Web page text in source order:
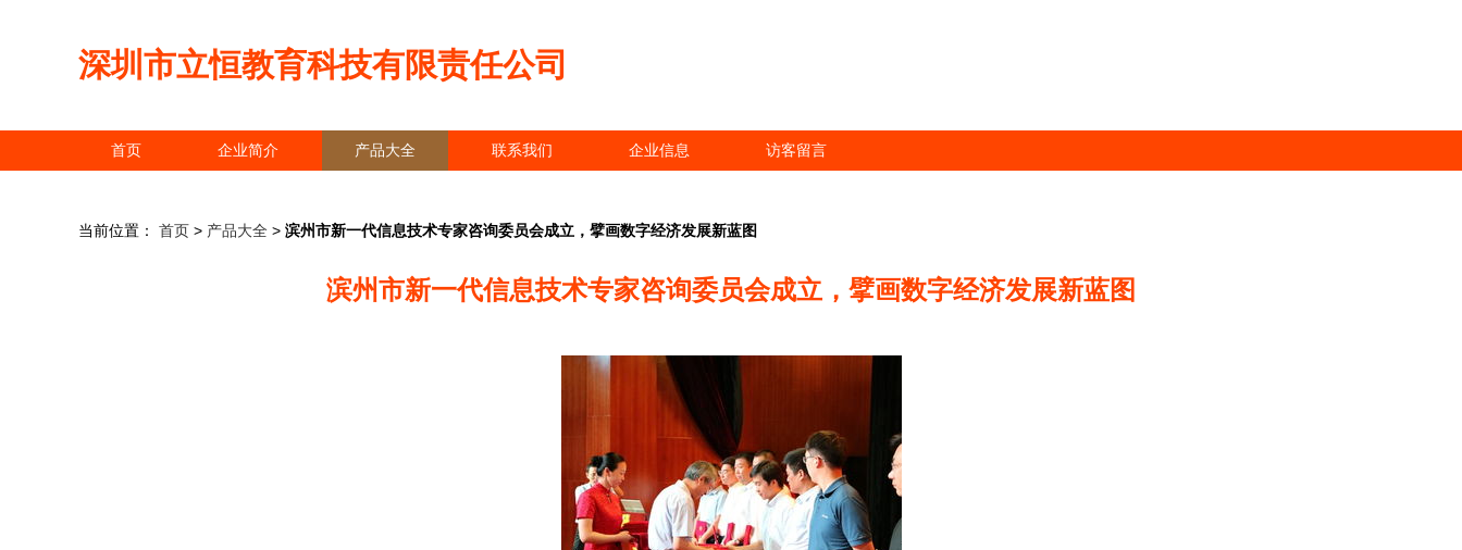
深圳市立恒教育科技有限责任公司
首页 企业简介 产品大全 联系我们 企业信息 访客留言
当前位置： 首页 > 产品大全 > 滨州市新一代信息技术专家咨询委员会成立，擘画数字经济发展新蓝图
滨州市新一代信息技术专家咨询委员会成立，擘画数字经济发展新蓝图